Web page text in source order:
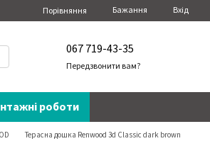
Порівняння Бажання Вхід
067 719-43-35
Передзвонити вам?
роботи
Терасна дошка Renwood 3d Classic dark brown